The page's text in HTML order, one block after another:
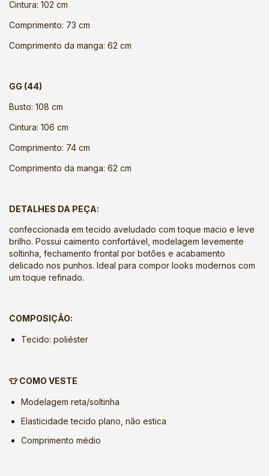
Cintura: 102 cm
Comprimento: 73 cm
Comprimento da manga: 62 cm
GG (44)
Busto: 108 cm
Cintura: 106 cm
Comprimento: 74 cm
Comprimento da manga: 62 cm
DETALHES DA PEÇA:
confeccionada em tecido aveludado com toque macio e leve
brilho. Possui caimento confortável, modelagem levemente
soltinha, fechamento frontal por botões e acabamento
delicado nos punhos. Ideal para compor looks modernos com
um toque refinado.
COMPOSIÇÃO:
Tecido: poliéster
👕 COMO VESTE
Modelagem reta/soltinha
Elasticidade tecido plano, não estica
Comprimento médio